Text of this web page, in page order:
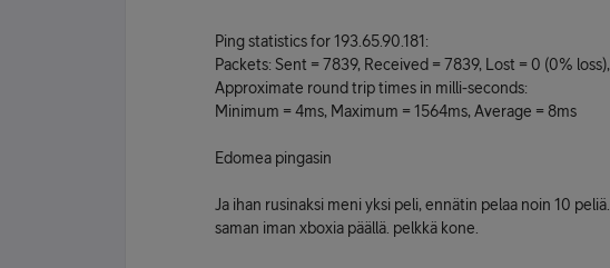
Ping statistics for 193.65.90.181:
Packets: Sent = 7839, Received = 7839, Lost = 0 (0% loss),
Approximate round trip times in milli-seconds:
Minimum = 4ms, Maximum = 1564ms, Average = 8ms
Edomea pingasin
Ja ihan rusinaksi meni yksi peli, ennätin pelaa noin 10
saman iman xboxia päällä. pelkkä kone.